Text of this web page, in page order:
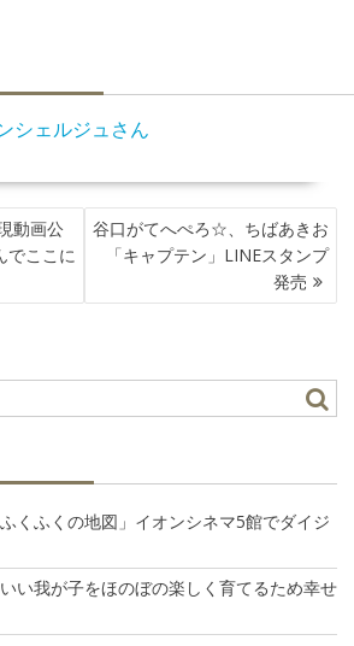
シェルジュさん
動画公
でここに
谷口がてへぺろ☆、ちばあきお
「キャプテン」LINEスタンプ
発売
くふくの地図」イオンシネマ5館でダイジ
い我が子をほのぼの楽しく育てるため幸せ